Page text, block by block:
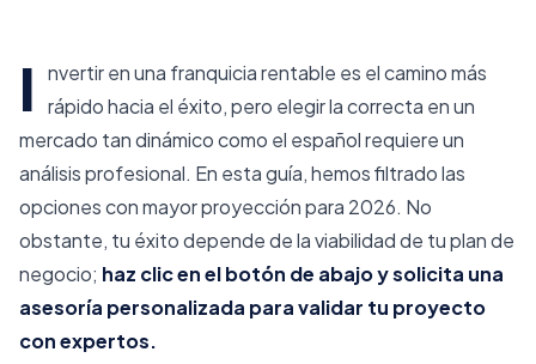
I
nvertir en una franquicia rentable es el camino más
rápido hacia el éxito, pero elegir la correcta en un
mercado tan dinámico como el español requiere un
análisis profesional. En esta guía, hemos filtrado las
opciones con mayor proyección para 2026. No
obstante, tu éxito depende de la viabilidad de tu plan de
negocio; haz clic en el botón de abajo y solicita una
asesoría personalizada para validar tu proyecto
con expertos.